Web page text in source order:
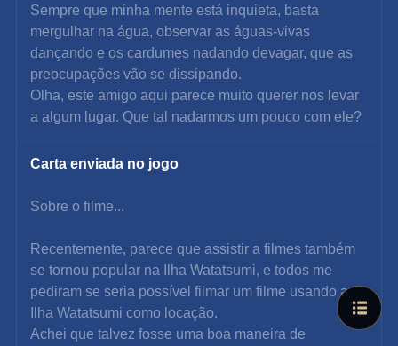
Sempre que minha mente está inquieta, basta
mergulhar na água, observar as águas-vivas
dançando e os cardumes nadando devagar, que as
preocupações vão se dissipando.
Olha, este amigo aqui parece muito querer nos levar
a algum lugar. Que tal nadarmos um pouco com ele?
Carta enviada no jogo
Sobre o filme...
Recentemente, parece que assistir a filmes também
se tornou popular na Ilha Watatsumi, e todos me
pediram se seria possível filmar um filme usando a
Ilha Watatsumi como locação.
Achei que talvez fosse uma boa maneira de